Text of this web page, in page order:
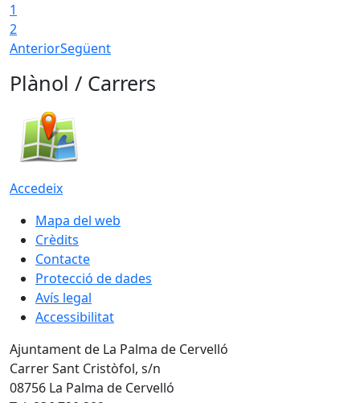
1
2
AnteriorSegüent
Plànol / Carrers
Accedeix
Mapa del web
Crèdits
Contacte
Protecció de dades
Avís legal
Accessibilitat
Ajuntament de La Palma de Cervelló
Carrer Sant Cristòfol, s/n
08756 La Palma de Cervelló